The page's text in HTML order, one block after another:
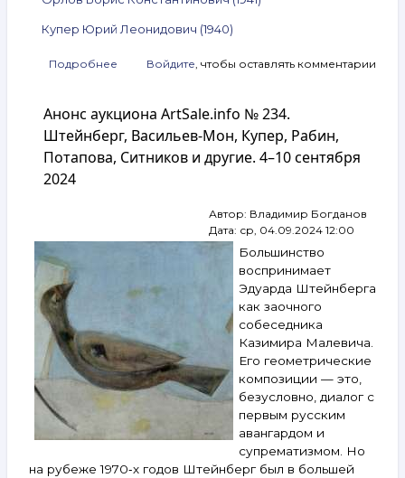
Купер Юрий Леонидович (1940)
Подробнее
ArtSale.info
№ 236.
Немухин,
Краснопевцев,
24 сентября
Войдите, чтобы оставлять комментарии
Анонс аукциона ArtSale.info № 234.
Штейнберг, Васильев-Мон, Купер, Рабин,
Потапова, Ситников и другие. 4–10 сентября
2024
Автор: Владимир Богданов
Дата: ср, 04.09.2024 12:00
Большинство
воспринимает
Эдуарда Штейнберга
как заочного
собеседника
Казимира Малевича.
Его геометрические
композиции — это,
безусловно, диалог с
первым русским
авангардом и
супрематизмом. Но
на рубеже 1970‑х годов Штейнберг был в большей